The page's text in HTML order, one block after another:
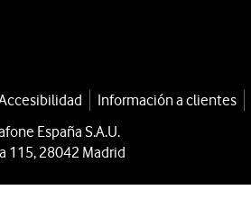
Información a clientes
España S.A.U.
115, 28042 Madrid